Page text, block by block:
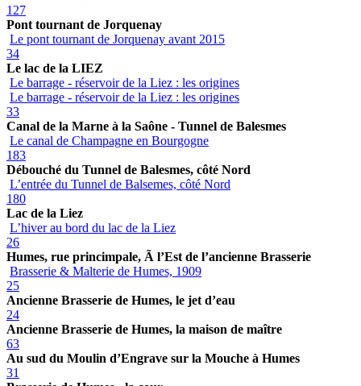
127
Pont tournant de Jorquenay
Le pont tournant de Jorquenay avant 2015
34
Le lac de la LIEZ
Le barrage - réservoir de la Liez : les origines
Le barrage - réservoir de la Liez : les origines
33
Canal de la Marne à la Saône - Tunnel de Balesmes
Le canal de Champagne en Bourgogne
183
Débouché du Tunnel de Balesmes, côté Nord
L’entrée du Tunnel de Balsemes, côté Nord
180
Lac de la Liez
L’hiver au bord du lac de la Liez
26
Humes, rue princimpale, Ã l’Est de l’ancienne Brasserie
Brasserie & Malterie de Humes, 1909
25
Ancienne Brasserie de Humes, le jet d’eau
24
Ancienne Brasserie de Humes, la maison de maître
63
Au sud du Moulin d’Engrave sur la Mouche à Humes
31